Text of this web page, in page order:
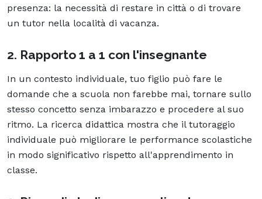
presenza: la necessità di restare in città o di trovare
un tutor nella località di vacanza.
2. Rapporto 1 a 1 con l'insegnante
In un contesto individuale, tuo figlio può fare le
domande che a scuola non farebbe mai, tornare sullo
stesso concetto senza imbarazzo e procedere al suo
ritmo. La ricerca didattica mostra che il tutoraggio
individuale può migliorare le performance scolastiche
in modo significativo rispetto all'apprendimento in
classe.